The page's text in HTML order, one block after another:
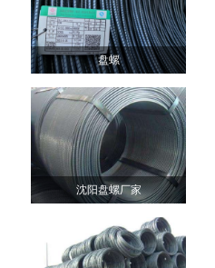
盘螺
沈阳盘螺厂家